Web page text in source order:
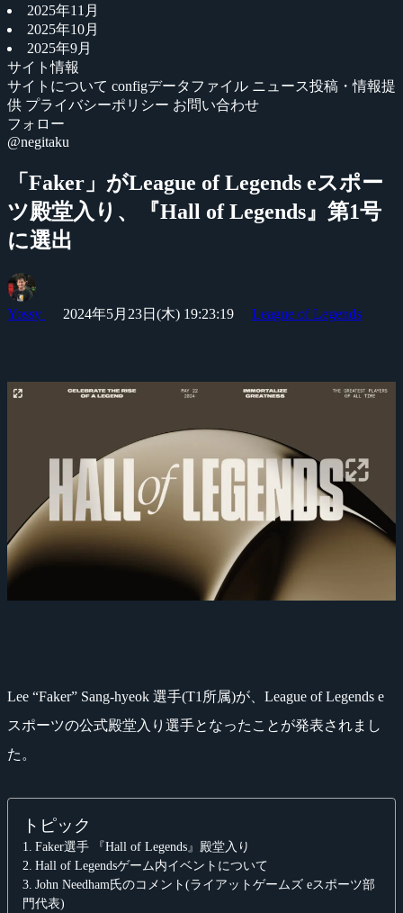
2025年11月
2025年10月
2025年9月
サイト情報
サイトについて configデータファイル ニュース投稿・情報提
供 プライバシーポリシー お問い合わせ
フォロー
@negitaku
「Faker」がLeague of Legends eスポー
ツ殿堂入り、『Hall of Legends』第1号
に選出
Yossy 2024年5月23日(木) 19:23:19 League of Legends
Lee “Faker” Sang-hyeok 選手(T1所属)が、League of Legends e
スポーツの公式殿堂入り選手となったことが発表されまし
た。
トピック
Faker選手 『Hall of Legends』殿堂入り
Hall of Legendsゲーム内イベントについて
John Needham氏のコメント(ライアットゲームズ eスポーツ部
門代表)